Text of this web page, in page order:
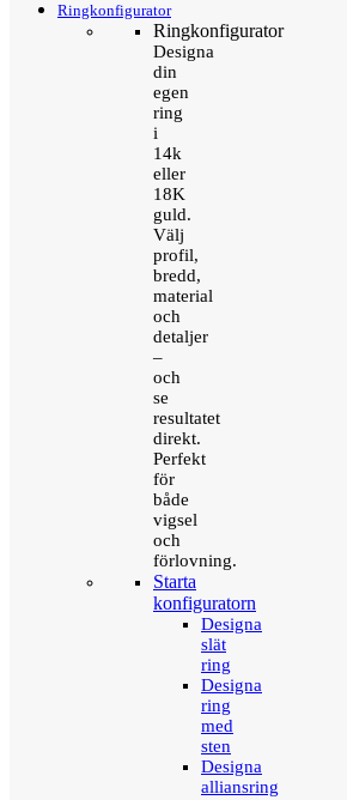
Ringkonfigurator
Ringkonfigurator
Designa
din
egen
ring
i
14k
eller
18K
guld.
Välj
profil,
bredd,
material
och
detaljer
–
och
se
resultatet
direkt.
Perfekt
för
både
vigsel
och
förlovning.
Starta
konfiguratorn
Designa
slät
ring
Designa
ring
med
sten
Designa
alliansring